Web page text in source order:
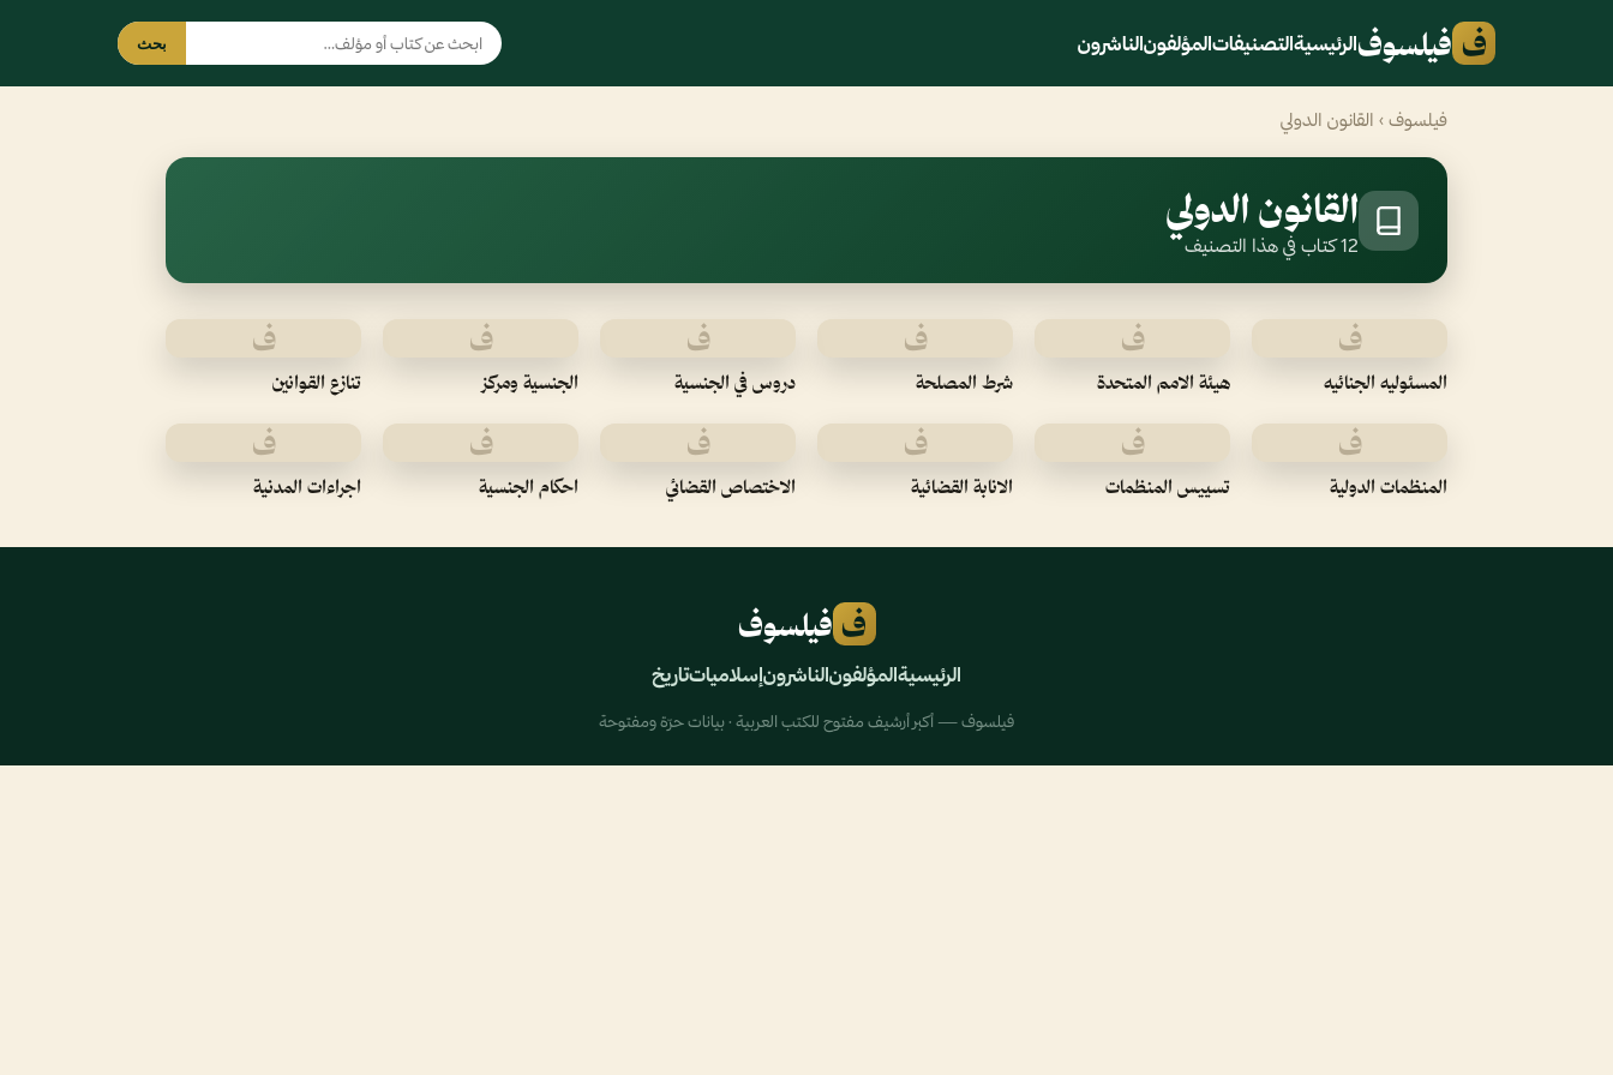
ف فيلسوفالرئيسيةالتصنيفاتالمؤلفونالناشرون بحث
فيلسوف › القانون الدولي
القانون الدولي
12 كتاب في هذا التصنيف
ف
المسئوليه الجنائيه
ف
هيئة الامم المتحدة
ف
شرط المصلحة
ف
دروس في الجنسية
ف
الجنسية ومركز
ف
تنازع القوانين
ف
المنظمات الدولية
ف
تسييس المنظمات
ف
الانابة القضائية
ف
الاختصاص القضائي
ف
احكام الجنسية
ف
اجراءات المدنية
ف فيلسوف
الرئيسيةالمؤلفونالناشرونإسلامياتتاريخ
فيلسوف — أكبر أرشيف مفتوح للكتب العربية · بيانات حرّة ومفتوحة